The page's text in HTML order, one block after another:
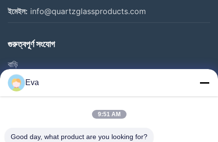
ইমেইল: info@quartzglassproducts.com
গুরুত্বপূর্ণ সংযোগ
বাড়ি
পণ্য
ভিডিও
কারখানা পরিদর্শন
Eva
9:51 AM
Good day, what product are you looking for?